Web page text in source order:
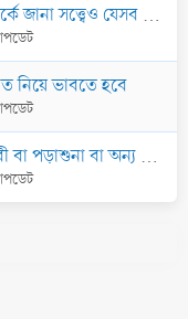
বরং প্ররোচিত করে, ক্বিয়ামতের দিন তাদের শাস্তি কি হবে?
নিয়ে ভাবতে হবে
করছেন তারা কি মক্কার বাসিন্দা বলে গণ্য হবেন?